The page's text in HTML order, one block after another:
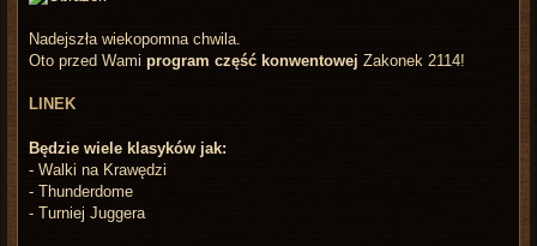
Nadejszła wiekopomna chwila.
Oto przed Wamiprogram część konwentowej Zakonek 2114!
LINEK
Będzie wiele klasyków jak:
- Walki na Krawędzi
- Thunderdome
- Turniej Juggera